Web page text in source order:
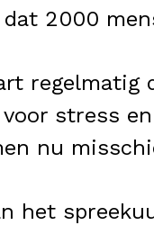
2000
regelmatig
stress
nu
het